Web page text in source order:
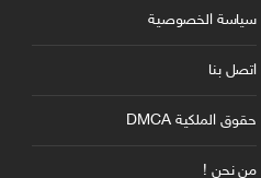
سياسة الخصوصية
اتصل بنا
حقوق الملكية DMCA
من نحن !